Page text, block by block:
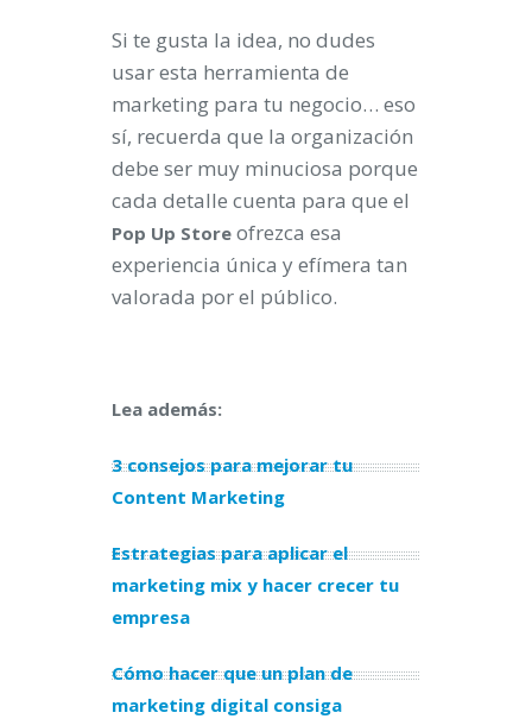
Si te gusta la idea, no dudes
usar esta herramienta de
marketing para tu negocio… eso
sí, recuerda que la organización
debe ser muy minuciosa porque
cada detalle cuenta para que el
Pop Up Store ofrezca esa
experiencia única y efímera tan
valorada por el público.
Lea además:
3 consejos para mejorar tu
Content Marketing
Estrategias para aplicar el
marketing mix y hacer crecer tu
empresa
Cómo hacer que un plan de
marketing digital consiga